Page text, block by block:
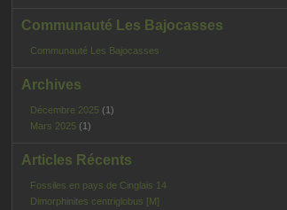
Communauté Les Bajocasses
Communauté Les Bajocasses
Archives
Décembre 2025 (1)
Mars 2025 (1)
Articles Récents
Fossiles en pays de Cinglais 14
Dimorphinites centriglobus [M]